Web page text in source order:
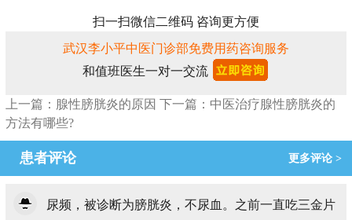
扫一扫微信二维码 咨询更方便
武汉李小平中医门诊部免费用药咨询服务
和值班医生一对一交流
上一篇：腺性膀胱炎的原因 下一篇：中医治疗腺性膀胱炎的
方法有哪些?
患者评论 更多评论 >
尿频，被诊断为膀胱炎，不尿血。之前一直吃三金片